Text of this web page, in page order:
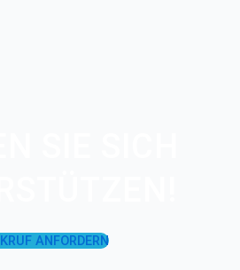
ANFORDERN